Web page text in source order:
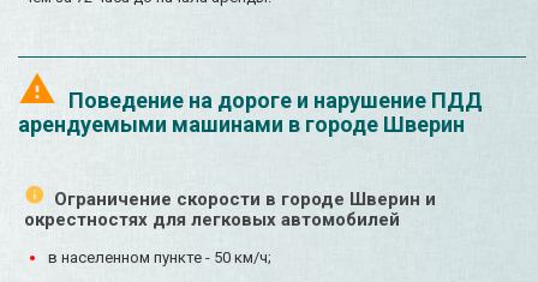
Поведение на дороге и нарушение ПДД
арендуемыми машинами в городе Шверин
Ограничение скорости в городе Шверин и
окрестностях для легковых автомобилей
в населенном пункте - 50 км/ч;